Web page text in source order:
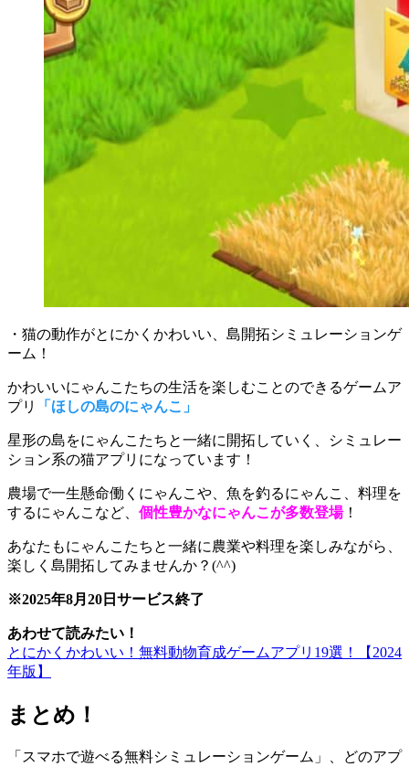
・猫の動作がとにかくかわいい、島開拓シミュレーションゲ
ーム！
かわいいにゃんこたちの生活を楽しむことのできるゲームア
プリ
「ほしの島のにゃんこ」
星形の島をにゃんこたちと一緒に開拓 していく、シミュレー
ション系の猫アプリになっています！
農場で一生懸命働くにゃんこや、魚を釣るにゃんこ、料理を
するにゃんこなど、 個性豊かなにゃんこが多数登場！
あなたもにゃんこたちと一緒に農業や料理を楽しみながら、
楽しく島開拓してみませんか？(^^)
※2025年8月20日サービス終了
あわせて読みたい！
とにかくかわいい！無料動物育成ゲームアプリ19選！【2024
年版】
まとめ！
「スマホで遊べる無料シミュレーションゲーム」、 どのアプ